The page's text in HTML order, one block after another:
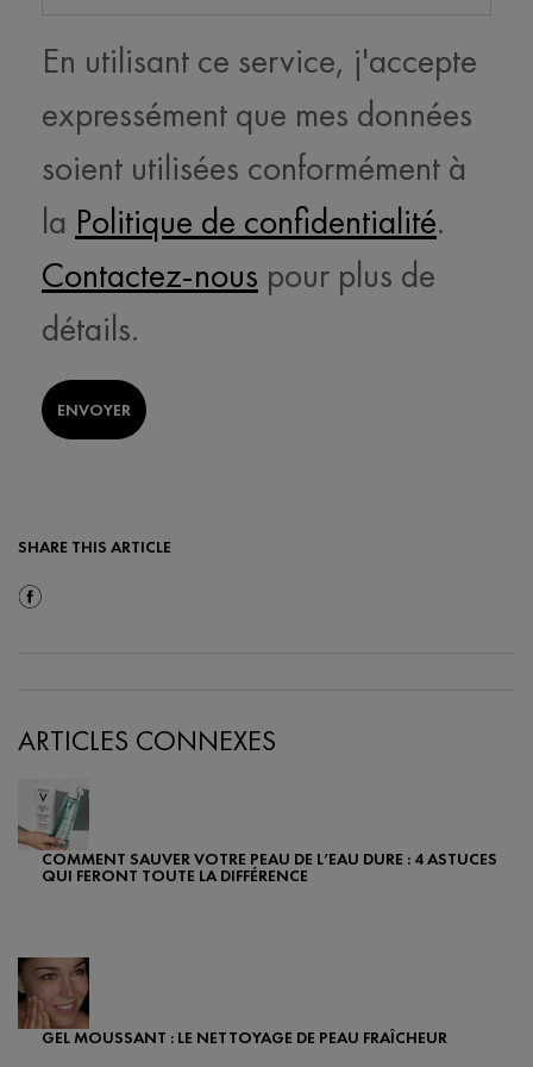
En utilisant ce service, j'accepte
expressément que mes données
soient utilisées conformément à
la Politique de confidentialité.
Contactez-nous pour plus de
détails.
ENVOYER
SHARE THIS ARTICLE
Share On Facebook
ARTICLES CONNEXES
COMMENT SAUVER VOTRE PEAU DE L’EAU DURE : 4 ASTUCES
QUI FERONT TOUTE LA DIFFÉRENCE
GEL MOUSSANT : LE NETTOYAGE DE PEAU FRAÎCHEUR